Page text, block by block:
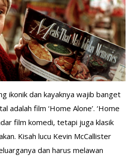
ikonik dan kayaknya wajib banget
adalah film ‘Home Alone’. ‘Home
film komedi, tetapi juga klasik
Kisah lucu Kevin McCallister
dan harus melawan